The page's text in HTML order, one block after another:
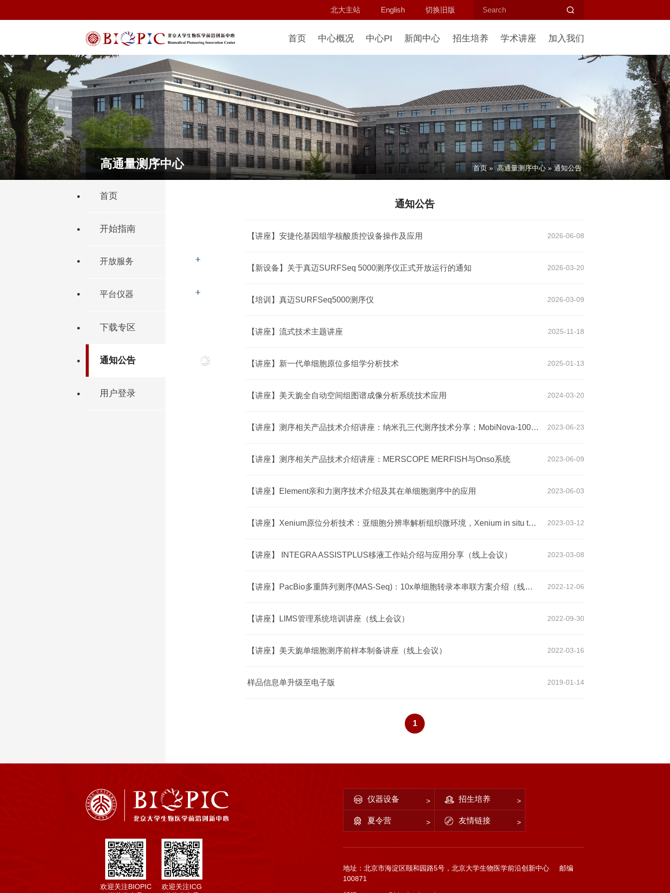
北大主站 English 切换旧版
首页 中心概况 中心PI 新闻中心 招生培养 学术讲座 加入我们
高通量测序中心
首页
开始指南
开放服务
平台仪器
下载专区
通知公告
用户登录
首页 » 高通量测序中心 » 通知公告
通知公告
2026-06-08
【讲座】安捷伦基因组学核酸质控设备操作及应用
2026-03-20
【新设备】关于真迈SURFSeq 5000测序仪正式开放运行的通知
2026-03-09
【培训】真迈SURFSeq5000测序仪
2025-11-18
【讲座】流式技术主题讲座
2025-01-13
【讲座】新一代单细胞原位多组学分析技术
2024-03-20
【讲座】美天旎全自动空间组图谱成像分析系统技术应用
2023-06-23
【讲座】测序相关产品技术介绍讲座：纳米孔三代测序技术分享；MobiNova-100单细胞建库系统介绍
2023-06-09
【讲座】测序相关产品技术介绍讲座：MERSCOPE MERFISH与Onso系统
2023-06-03
【讲座】Element亲和力测序技术介绍及其在单细胞测序中的应用
2023-03-12
【讲座】Xenium原位分析技术：亚细胞分辨率解析组织微环境，Xenium in situ technology: Characterizing complex tissue microenvironment at multimodal and subcellular level.
2023-03-08
【讲座】 INTEGRA ASSISTPLUS移液工作站介绍与应用分享（线上会议）
2022-12-06
【讲座】PacBio多重阵列测序(MAS-Seq)：10x单细胞转录本串联方案介绍（线上）
2022-09-30
【讲座】LIMS管理系统培训讲座（线上会议）
2022-03-16
【讲座】美天旎单细胞测序前样本制备讲座（线上会议）
2019-01-14
样品信息单升级至电子版
1
欢迎关注BIOPIC
欢迎关注ICG
仪器设备 招生培养
夏令营 友情链接
地址：北京市海淀区颐和园路5号，北京大学生物医学前沿创新中心
邮编
100871